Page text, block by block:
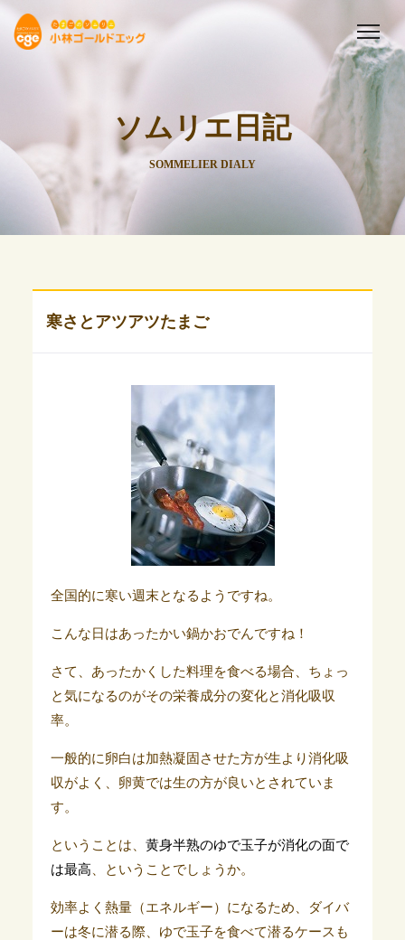
ソムリエ日記
SOMMELIER DIALY
寒さとアツアツたまご
全国的に寒い週末となるようですね。
こんな日はあったかい鍋かおでんですね！
さて、あったかくした料理を食べる場合、ちょっ
と気になるのがその栄養成分の変化と消化吸収
率。
一般的に卵白は加熱凝固させた方が生より消化吸
収がよく、卵黄では生の方が良いとされていま
す。
ということは、 黄身半熟のゆで玉子が消化の面で
は最高 、ということでしょうか。
効率よく熱量（エネルギー）になるため、ダイバ
ーは冬に潜る際、ゆで玉子を食べて潜るケースも